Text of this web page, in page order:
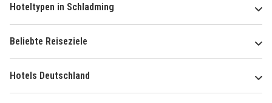
Hoteltypen in Schladming
Beliebte Reiseziele
Hotels Deutschland